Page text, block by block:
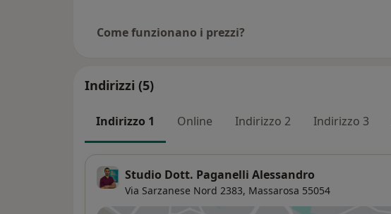
Come funzionano i prezzi?
Indirizzi (5)
Indirizzo 1 Online Indirizzo 2 Indirizzo 3
Studio Dott. Paganelli Alessandro
Via Sarzanese Nord 2383, Massarosa 55054